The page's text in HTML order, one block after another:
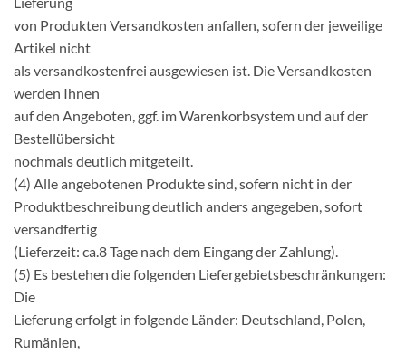
von Produkten Versandkosten anfallen, sofern der jeweilige
Artikel nicht
als versandkostenfrei ausgewiesen ist. Die Versandkosten
werden Ihnen
auf den Angeboten, ggf. im Warenkorbsystem und auf der
Bestellübersicht
nochmals deutlich mitgeteilt.
(4) Alle angebotenen Produkte sind, sofern nicht in der
Produktbeschreibung deutlich anders angegeben, sofort
versandfertig
(Lieferzeit: ca.8 Tage nach dem Eingang der Zahlung).
(5) Es bestehen die folgenden Liefergebietsbeschränkungen:
Die
Lieferung erfolgt in folgende Länder: Deutschland, Polen,
Rumänien,